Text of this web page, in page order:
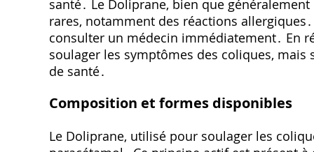
santé․ Le Doliprane, bien que
rares, notamment des réactions
consulter un médecin immédiatement․ En
soulager les symptômes des coliques,
de santé․
Composition et formes disponibles
Le Doliprane, utilisé pour soulager les